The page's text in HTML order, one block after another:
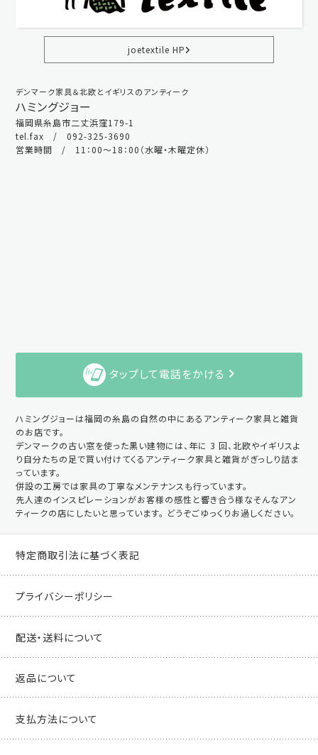
joetextile HP
デンマーク家具＆北欧とイギリスのアンティーク
ハミングジョー
福岡県糸島市二丈浜窪179-1
tel.fax / 092-325-3690
営業時間 / 11：00～18：00（水曜・木曜定休）
タップして電話をかける
ハミングジョーは福岡の糸島の自然の中にあるアンティーク家具と雑貨
のお店です。
デンマークの古い窓を使った黒い建物には、年に 3 回、北欧やイギリスよ
り自分たちの足で買い付けてくるアンティーク家具と雑貨がぎっしり詰ま
っています。
併設の工房では家具の丁寧なメンテナンスも行っています。
先人達のインスピレーションがお客様の感性と響き合う様なそんなアン
ティークの店にしたいと思っています。 どうぞごゆっくりお過しください。
特定商取引法に基づく表記
プライバシーポリシー
配送・送料について
返品について
支払方法について